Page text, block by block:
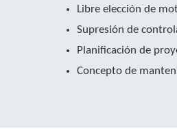
Libre elección de
Supresión de
Planificación de
Concepto de